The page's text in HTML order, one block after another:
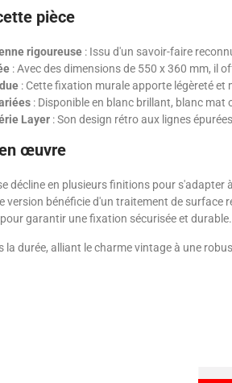
pièce
rigoureuse : Issu d'un savoir-faire
: Avec des dimensions de 550 x 360 mm, il
: Cette fixation murale apporte légèreté
: Disponible en blanc brillant, blanc mat
Layer : Son design rétro aux lignes
œuvre
décline en plusieurs finitions pour
version bénéficie d'un traitement de
garantir une fixation sécurisée et
la durée, alliant le charme vintage à une